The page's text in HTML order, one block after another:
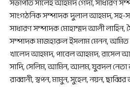
সভাপতি সালেহ আহমদ গেদা, সাধারণ
সাংগঠনিক সম্পাদক দুলাল আহমদ, সহ-
সাধারণ সম্পাদক মোহাম্মদ আলী লাহিন,
সম্পাদক মাজহারুল ইসলাম মেনন, অমিত
খালেদ আহমদ, পাবেল আহমদ, রাসেল
সাদি, সেলিম, আমিন, আলম, যুবদল
রাব্বানী, স্বপন, মামুন, সুহেল, নয়ন, ছাব্বির